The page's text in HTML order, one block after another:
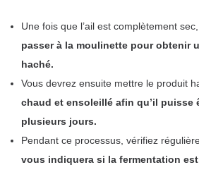
Une fois que l’ail est complètement
passer à la moulinette pour obtenir
haché.
Vous devrez ensuite mettre le produit
chaud et ensoleillé afin qu’il puisse
plusieurs jours.
Pendant ce processus, vérifiez
vous indiquera si la fermentation